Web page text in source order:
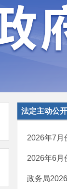
法定主动公
2026年7月
2026年6月
政务局